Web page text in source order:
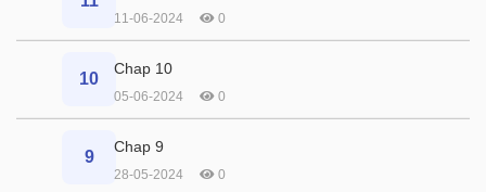
11-06-2024 0
10
Chap 10
05-06-2024 0
9
Chap 9
28-05-2024 0